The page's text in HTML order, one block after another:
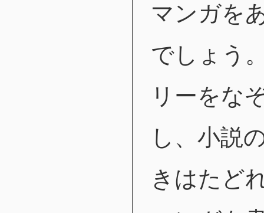
マンガを
でしょう
リーをな
し、小説
きはたど